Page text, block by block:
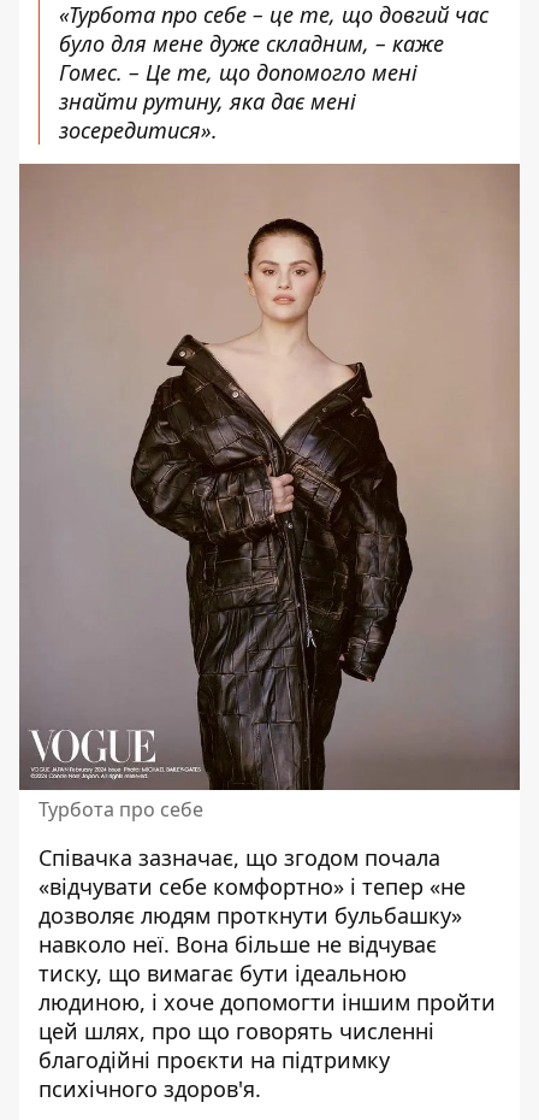
«Турбота про себе – це те, що довгий час
було для мене дуже складним, – каже
Гомес. – Це те, що допомогло мені
знайти рутину, яка дає мені
зосередитися».
Турбота про себе
Співачка зазначає, що згодом почала
«відчувати себе комфортно» і тепер «не
дозволяє людям проткнути бульбашку»
навколо неї. Вона більше не відчуває
тиску, що вимагає бути ідеальною
людиною, і хоче допомогти іншим пройти
цей шлях, про що говорять численні
благодійні проєкти на підтримку
психічного здоров'я.